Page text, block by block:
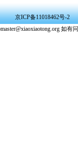
京ICP备11018462号-2
如